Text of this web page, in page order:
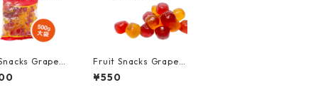
Grapefr
/ フ
ナック グレー
Fruit Snacks Grapefr
uit Bloodorange / フ
ルーツスナック グレー
¥550